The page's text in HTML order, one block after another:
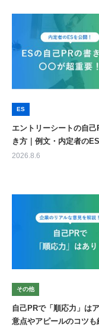
ES
エントリーシートの自己
き方｜例文・内定者の
2026.8.6
その他
自己PRで「順応力」は
意点やアピールのコツも